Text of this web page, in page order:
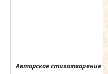
Авторское стихотворение